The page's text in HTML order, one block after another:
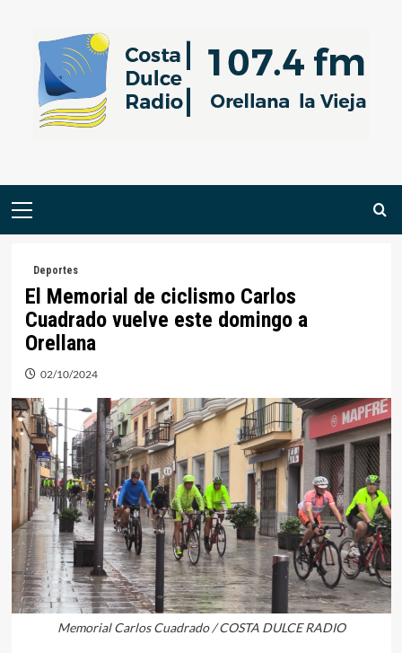
contenido
Menú
Deportes
El Memorial de ciclismo Carlos
Cuadrado vuelve este domingo a
Orellana
02/10/2024
Memorial Carlos Cuadrado / COSTA DULCE RADIO